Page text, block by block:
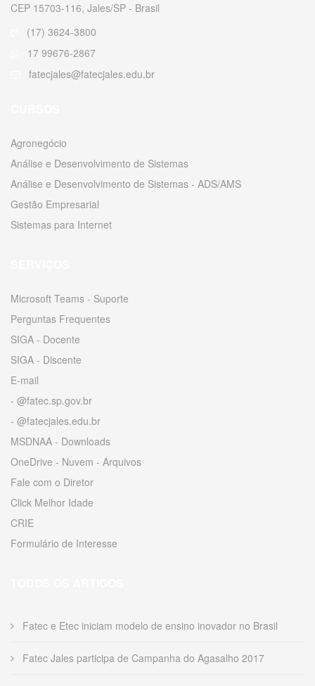
CEP 15703-116, Jales/SP - Brasil
(17) 3624-3800
17 99676-2867
fatecjales@fatecjales.edu.br
Agronegócio
Análise e Desenvolvimento de Sistemas
Análise e Desenvolvimento de Sistemas - ADS/AMS
Gestão Empresarial
Sistemas para Internet
Microsoft Teams - Suporte
Perguntas Frequentes
SIGA - Docente
SIGA - Discente
E-mail
- @fatec.sp.gov.br
- @fatecjales.edu.br
MSDNAA - Downloads
OneDrive - Nuvem - Arquivos
Fale com o Diretor
Click Melhor Idade
CRIE
Formulário de Interesse
Fatec e Etec iniciam modelo de ensino inovador no Brasil
Fatec Jales participa de Campanha do Agasalho 2017